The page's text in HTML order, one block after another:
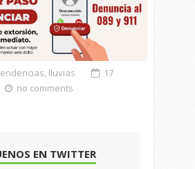
lluvias
17
no comments
EN TWITTER